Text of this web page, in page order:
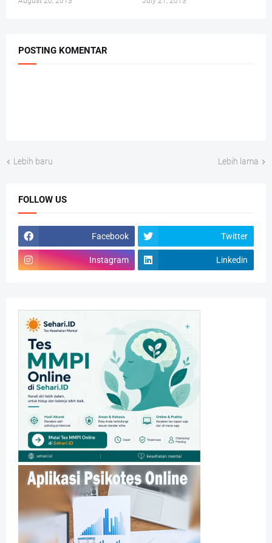
POSTING KOMENTAR
Lebih baru Lebih lama
FOLLOW US
Facebook Twitter
Instagram Linkedin